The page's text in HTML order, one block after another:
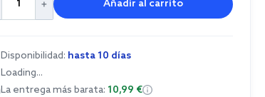
Añadir al carrito
Disponibilidad: hasta 10 días
Loading...
La entrega más barata: 10,99 €